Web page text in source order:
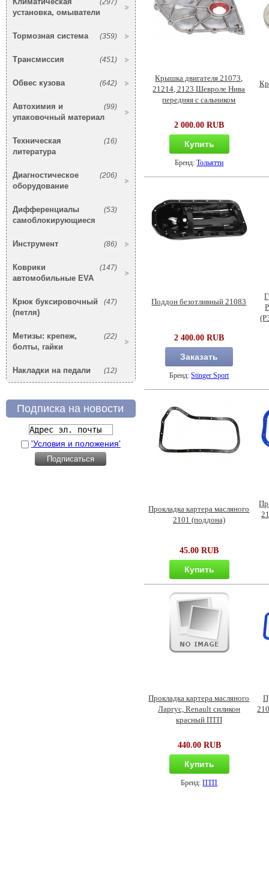
(297)
установка, омыватели
(359)
Тормозная система
(451)
Трансмиссия
(642)
Обвес кузова
(99)
Автохимия и
упаковочный материал
(16)
Техническая
литература
(206)
Диагностическое
оборудование
(53)
Дифференциалы
самоблокирующиеся
(86)
Инструмент
(147)
Коврики
автомобильные EVA
(47)
Крюк буксировочный
(петля)
(22)
Метизы: крепеж,
болты, гайки
(12)
Накладки на педали
Подписка на новости
'Условия и положения'
Крышка двигателя 21073,
21214, 2123 Шевроле Нива
передняя с сальником
2 000.00 RUB
Купить
Бренд:Тольятти
Поддон безотливный 21083
2 400.00 RUB
Заказать
Бренд:Stinger Sport
Прокладка картера масляного
2101 (поддона)
45.00 RUB
Купить
Прокладка картера масляного
Ларгус, Renault силикон
красный ПТП
440.00 RUB
Купить
Бренд:ПТП